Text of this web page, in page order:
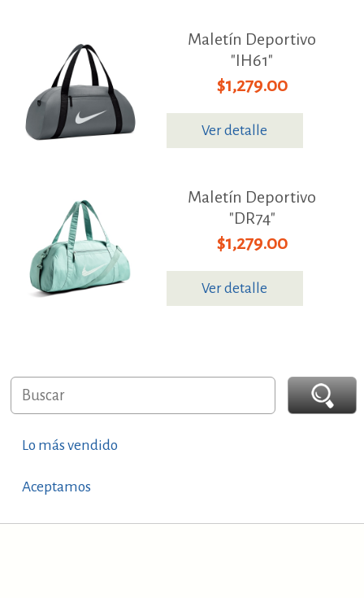
Maletín Deportivo
"IH61"
$1,279.00
Ver detalle
Maletín Deportivo
"DR74"
$1,279.00
Ver detalle
Lo más vendido
Aceptamos